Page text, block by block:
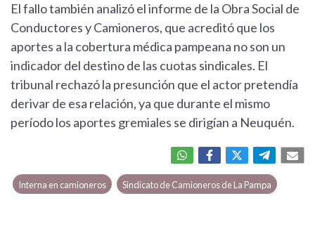
El fallo también analizó el informe de la Obra Social de
Conductores y Camioneros, que acreditó que los
aportes a la cobertura médica pampeana no son un
indicador del destino de las cuotas sindicales. El
tribunal rechazó la presunción que el actor pretendía
derivar de esa relación, ya que durante el mismo
período los aportes gremiales se dirigían a Neuquén.
Interna en camioneros Sindicato de Camioneros de La Pampa